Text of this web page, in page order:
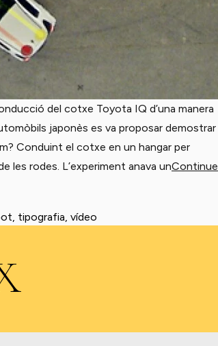
del cotxe Toyota IQ d’una manera
japonès es va proposar demostrar
Conduint el cotxe en un hangar per
les rodes. L’experiment anava unContinue
, tipografia, vídeo